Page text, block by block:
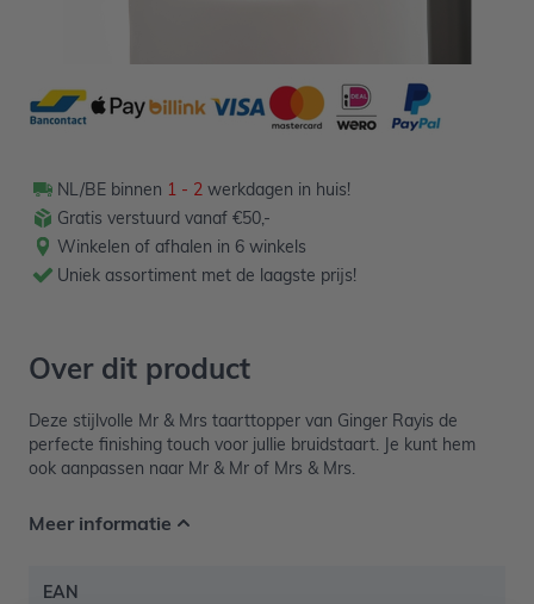
NL/BE binnen 1 - 2 werkdagen in huis!
Gratis verstuurd vanaf €50,-
Winkelen of afhalen in 6 winkels
Uniek assortiment met de laagste prijs!
Over dit product
Deze stijlvolle Mr & Mrs taarttopper van Ginger Rayis de
perfecte finishing touch voor jullie bruidstaart. Je kunt hem
ook aanpassen naar Mr & Mr of Mrs & Mrs.
Meer informatie
EAN